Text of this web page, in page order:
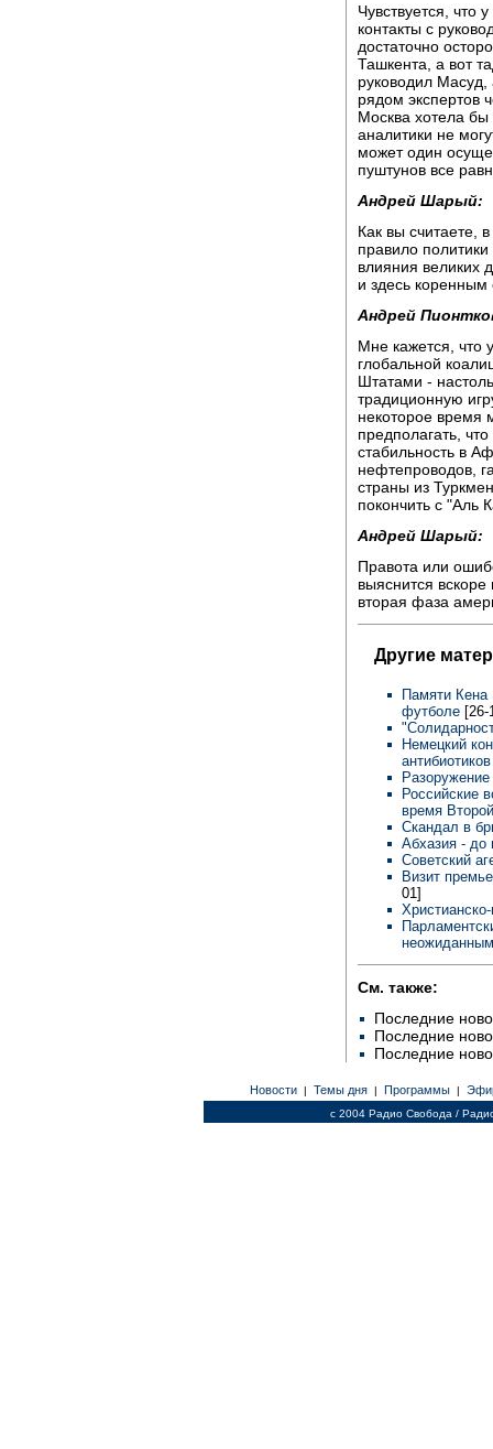
Чувствуется, что
контакты с
достаточно
Ташкента, а вот
руководил Масуд,
рядом экспертов
Москва хотела
аналитики не
может один
пуштунов все
Андрей Шарый:
Как вы считаете,
правило
влияния великих
и здесь коренным
Андрей
Мне кажется, что
глобальной
Штатами -
традиционную
некоторое время
предполагать,
стабильность в
нефтепроводов,
страны из
покончить с "Аль
Андрей Шарый:
Правота или
выяснится вскоре
вторая фаза
Другие
Памяти Кена
футболе [26-
Немецкий
Российские
время
Скандал в
Абхазия - до
Советский
Визит
01]
См. также:
Последние
Последние
Последние
Новости | Темы дня | Программы |
c 2004 Радио Свобода /